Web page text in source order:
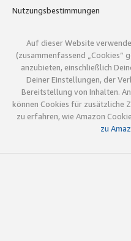
Nutzungsbestimmungen
Auf dieser Website
(zusammenfassend „Cookies“
anzubieten, einschließlich
Deiner Einstellungen, der
Bereitstellung von Inhalten.
können Cookies für zusätzliche
zu erfahren, wie Amazon
zu